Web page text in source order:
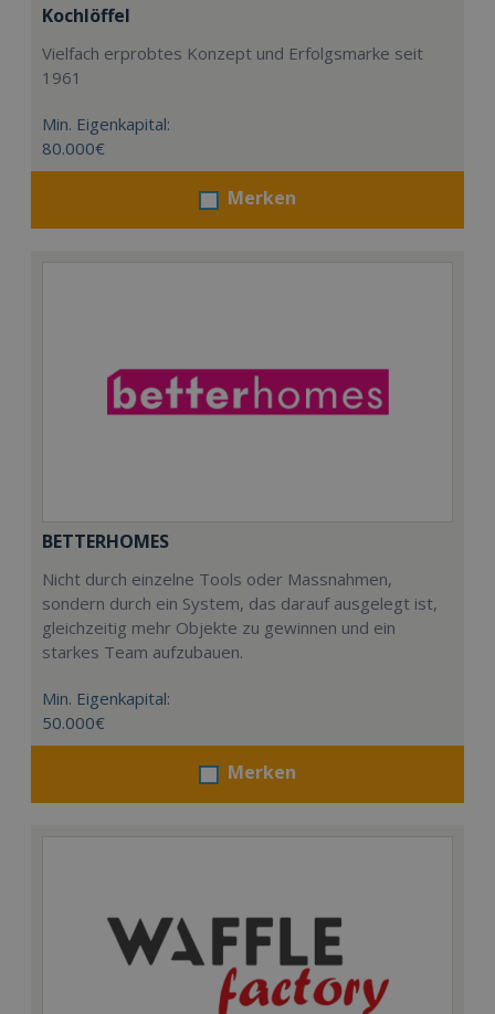
Kochlöffel
Vielfach erprobtes Konzept und Erfolgsmarke seit
1961
Min. Eigenkapital:
80.000€
Merken
BETTERHOMES
Nicht durch einzelne Tools oder Massnahmen,
sondern durch ein System, das darauf ausgelegt ist,
gleichzeitig mehr Objekte zu gewinnen und ein
starkes Team aufzubauen.
Min. Eigenkapital:
50.000€
Merken